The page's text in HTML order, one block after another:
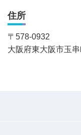
住所
〒 578-0932
大阪府東大阪市玉